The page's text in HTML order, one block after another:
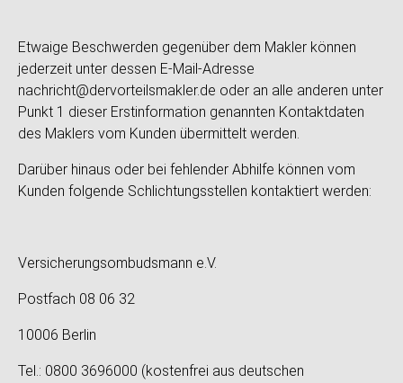
Etwaige Beschwerden gegenüber dem Makler können
jederzeit unter dessen E-Mail-Adresse
nachricht@dervorteilsmakler.de oder an alle anderen unter
Punkt 1 dieser Erstinformation genannten Kontaktdaten
des Maklers vom Kunden übermittelt werden.
Darüber hinaus oder bei fehlender Abhilfe können vom
Kunden folgende Schlichtungsstellen kontaktiert werden:
Versicherungsombudsmann e.V.
Postfach 08 06 32
10006 Berlin
Tel.: 0800 3696000 (kostenfrei aus deutschen